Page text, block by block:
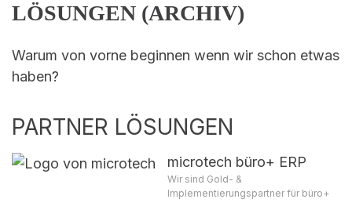
LÖSUNGEN (ARCHIV)
Warum von vorne beginnen wenn wir schon etwas
haben?
PARTNER LÖSUNGEN
microtech büro+ ERP
Wir sind Gold- &
Implementierungspartner für büro+